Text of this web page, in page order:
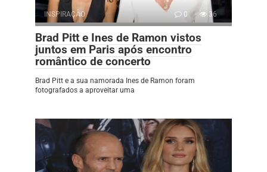
INSPIRAÇÃO 0 36
Brad Pitt e Ines de Ramon vistos
juntos em Paris após encontro
romântico de concerto
Brad Pitt e a sua namorada Ines de Ramon foram
fotografados a aproveitar uma